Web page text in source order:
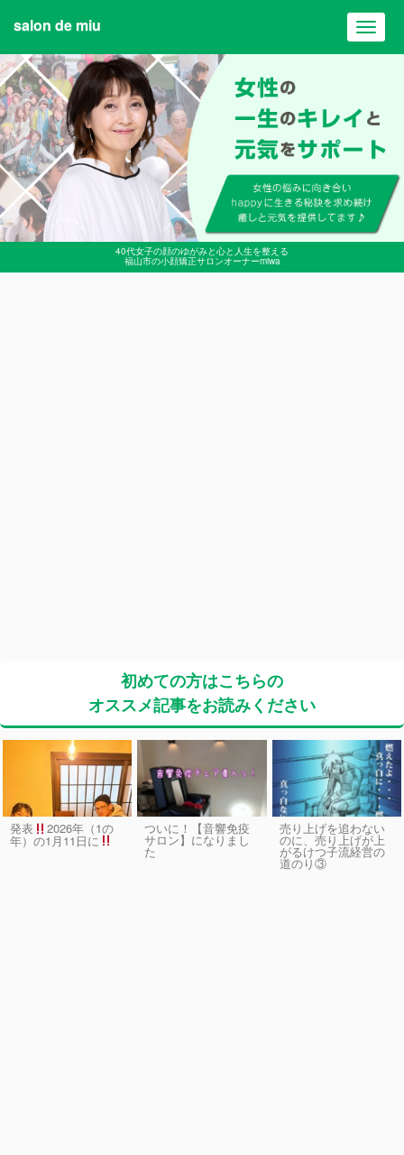
40代女子の顔のゆがみと心と人生を整える
福山市の小顔矯正サロンオーナーmiwa
salon de miu
初めての方はこちらの
オススメ記事をお読みください
発表 2026年（1の
年）の1月11日に
ついに！【音響免疫
サロン】になりまし
た
売り上げを追わない
のに、売り上げが上
がるけつ子流経営の
道のり③